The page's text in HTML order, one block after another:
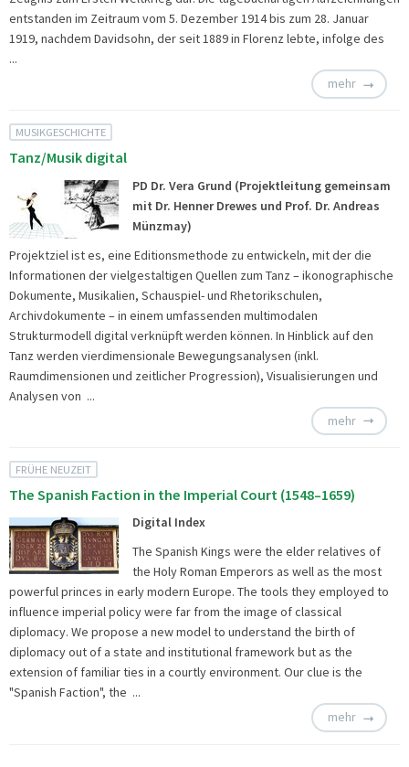
entstanden im Zeitraum vom 5. Dezember 1914 bis zum 28. Januar
1919, nachdem Davidsohn, der seit 1889 in Florenz lebte, infolge des
...
mehr
MUSIKGESCHICHTE
Tanz/Musik digital
PD Dr. Vera Grund (Projektleitung gemeinsam
mit Dr. Henner Drewes und Prof. Dr. Andreas
Münzmay)
Projektziel ist es, eine Editionsmethode zu entwickeln, mit der die
Informationen der vielgestaltigen Quellen zum Tanz – ikonographische
Dokumente, Musikalien, Schauspiel- und Rhetorikschulen,
Archivdokumente – in einem umfassenden multimodalen
Strukturmodell digital verknüpft werden können. In Hinblick auf den
Tanz werden vierdimensionale Bewegungsanalysen (inkl.
Raumdimensionen und zeitlicher Progression), Visualisierungen und
Analysen von ...
mehr
FRÜHE NEUZEIT
The Spanish Faction in the Imperial Court (1548–1659)
Digital Index
The Spanish Kings were the elder relatives of
the Holy Roman Emperors as well as the most
powerful princes in early modern Europe. The tools they employed to
influence imperial policy were far from the image of classical
diplomacy. We propose a new model to understand the birth of
diplomacy out of a state and institutional framework but as the
extension of familiar ties in a courtly environment. Our clue is the
"Spanish Faction", the ...
mehr